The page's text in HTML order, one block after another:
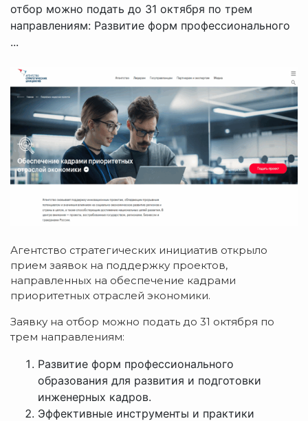
отбор можно подать до 31 октября по трем
направлениям: Развитие форм профессионального
...
Агентство стратегических инициатив открыло
прием заявок на поддержку проектов,
направленных на обеспечение кадрами
приоритетных отраслей экономики.
Заявку на отбор можно подать до 31 октября по
трем направлениям:
Развитие форм профессионального
образования для развития и подготовки
инженерных кадров.
Эффективные инструменты и практики